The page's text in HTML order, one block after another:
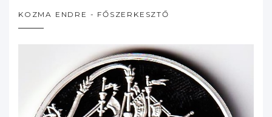
KOZMA ENDRE - FŐSZERKESZTŐ